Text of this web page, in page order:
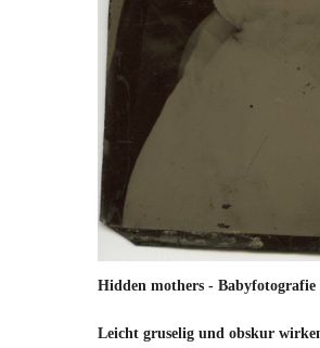
Hidden mothers - Babyfotografie
Leicht gruselig und obskur